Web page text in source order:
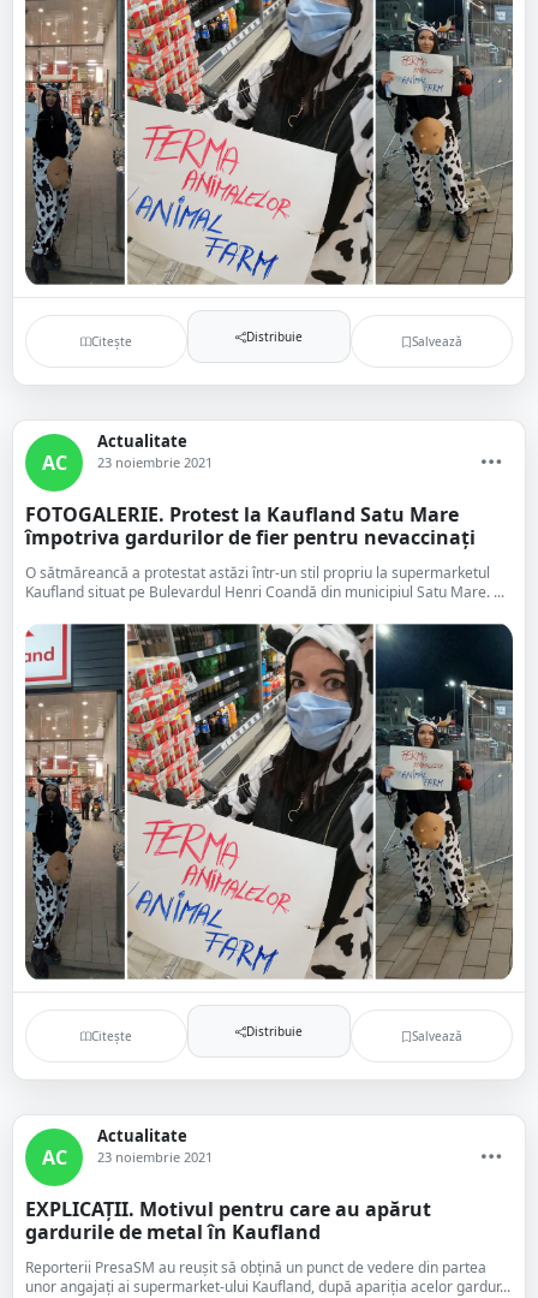
Citește Distribuie Salvează
AC
Actualitate
23 noiembrie 2021
FOTOGALERIE. Protest la Kaufland Satu Mare
împotriva gardurilor de fier pentru nevaccinați
O sătmăreancă a protestat astăzi într-un stil propriu la supermarketul
Kaufland situat pe Bulevardul Henri Coandă din municipiul Satu Mare. ...
Citește Distribuie Salvează
AC
Actualitate
23 noiembrie 2021
EXPLICAȚII. Motivul pentru care au apărut
gardurile de metal în Kaufland
Reporterii PresaSM au reușit să obțină un punct de vedere din partea
unor angajați ai supermarket-ului Kaufland, după apariția acelor gardur...